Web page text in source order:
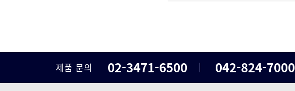
제품 문의 02-3471-6500 042-824-7000